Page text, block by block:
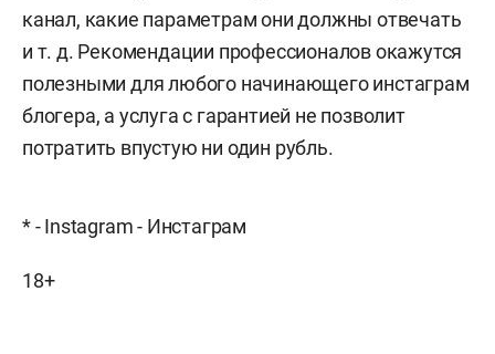
канал, какие параметрам они должны отвечать
и т. д. Рекомендации профессионалов окажутся
полезными для любого начинающего инстаграм
блогера, а услуга с гарантией не позволит
потратить впустую ни один рубль.
* - Instagram - Инстаграм
18+